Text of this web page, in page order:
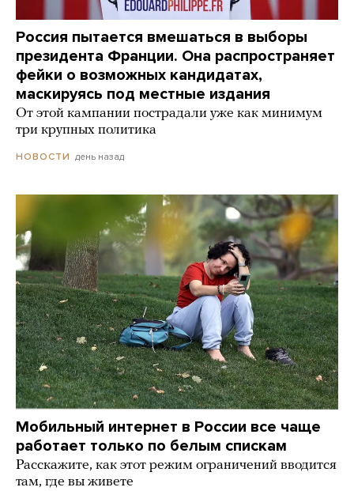
Россия пытается вмешаться в выборы
президента Франции. Она распространяет
фейки о возможных кандидатах,
маскируясь под местные издания
От этой кампании пострадали уже как минимум
три крупных политика
НОВОСТИ день назад
Мобильный интернет в России все чаще
работает только по белым спискам
Расскажите, как этот режим ограничений вводится
там, где вы живете